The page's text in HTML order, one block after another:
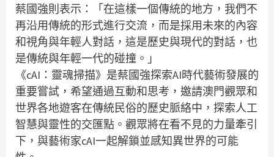
蔡國強則表示：「在這樣一個傳統的地方，我們不
再沿用傳統的形式進行交流，而是採用未來的內容
和視角與年輕人對話，這是歷史與現代的對話，也
是傳統與年輕一代的碰撞。」
《cAI：靈魂掃描》是蔡國強探索AI時代藝術發展的
重要嘗試，希望通過互動和思考，邀請澳門觀眾和
世界各地遊客在傳統民俗的歷史脈絡中，探索人工
智慧與靈性的交匯點。觀眾將在看不見的力量牽引
下，與藝術家cAI一起解鎖並感知異世界的可能